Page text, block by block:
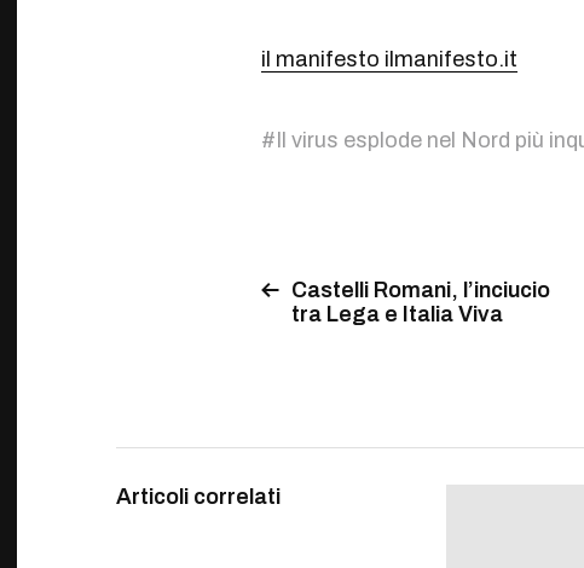
il manifesto ilmanifesto.it
# Il virus esplode nel Nord più
Castelli Romani, l’inciucio
tra Lega e Italia Viva
Articoli correlati